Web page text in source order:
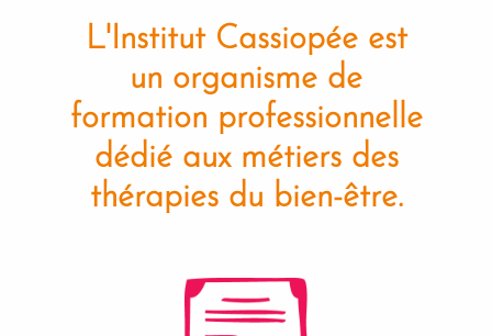
L'Institut Cassiopée est
un organisme de
formation professionnelle
dédié aux métiers des
thérapies du bien-être.